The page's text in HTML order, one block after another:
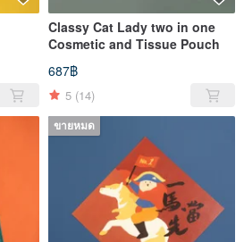
Classy Cat Lady two in one
Cosmetic and Tissue Pouch
687฿
5 (14)
ขายหมด